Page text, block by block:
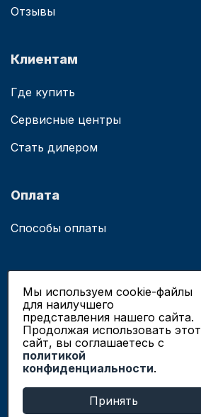
Отзывы
Клиентам
Где купить
Сервисные центры
Стать дилером
Оплата
Способы оплаты
© 2019 - 2026 ООО «Сианово»
Политика конфиденциальности
Разработка сайтов в Новосибирске
Продвижение сайтов
Мы используем cookie-файлы
для наилучшего
представления нашего сайта.
Продолжая использовать этот
сайт, вы соглашаетесь c
политикой
конфиденциальности.
Принять